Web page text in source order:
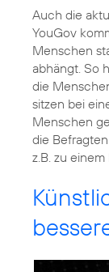
Auch die
YouGov
Menschen
abhängt. So
die
sitzen bei
Menschen
die
z.B. zu